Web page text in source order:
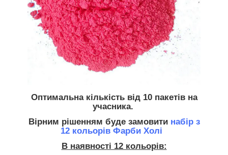
Оптимальна кількістьвід 10 пакетів на
учасника.
Вірним рішенням буде замовити набір з
12 кольорів Фарби Холі
В наявності 12 кольорів: